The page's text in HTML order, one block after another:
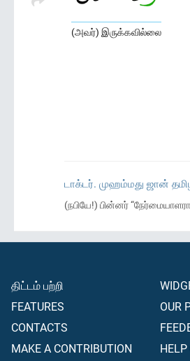
(அவர்) இருக்கவில்லை
டாக்டர். முஹம்மது ஜான்
(நபியே!) பின்னர்
திட்டம் பற்றி
FEATURES
CONTACTS
MAKE A CONTRIBUTION
OUR
HELP